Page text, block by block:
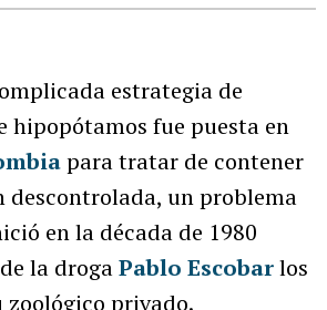
estrategia de
hipopótamos fue puesta en
para tratar de contener
descontrolada, un problema
en la década de 1980
la drogaPablo Escobarlos
zoológico privado.